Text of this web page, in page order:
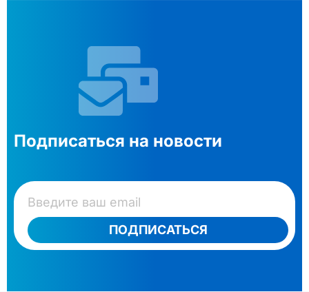
Подписаться на новости
ПОДПИСАТЬСЯ